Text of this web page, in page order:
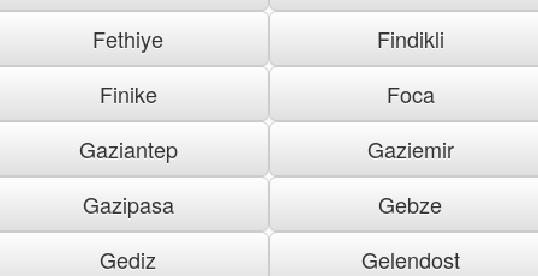
Fethiye
Findikli
Finike
Foca
Gaziantep
Gaziemir
Gazipasa
Gebze
Gediz
Gelendost